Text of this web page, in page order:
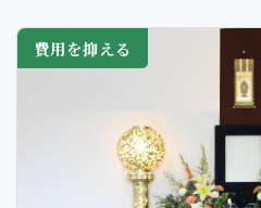
費用を抑える